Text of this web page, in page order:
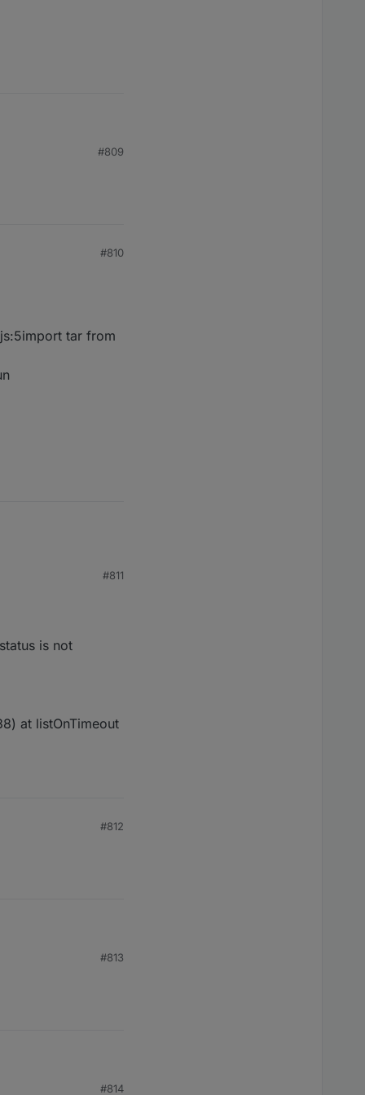
#809
#810
tar from
#811
is not
at listOnTimeout
#812
#813
#814